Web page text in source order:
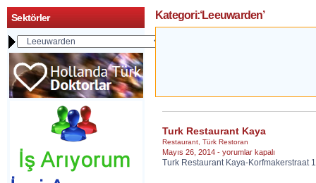
Sektörler Kategori:‘Leeuwarden’
Turk Restaurant Kaya
Restaurant Türk Restoran
Mayıs 26, 2014 - Turk
Restaurant
yorumlar kapalı
Turk Restaurant Kaya-Korfmakerstraat